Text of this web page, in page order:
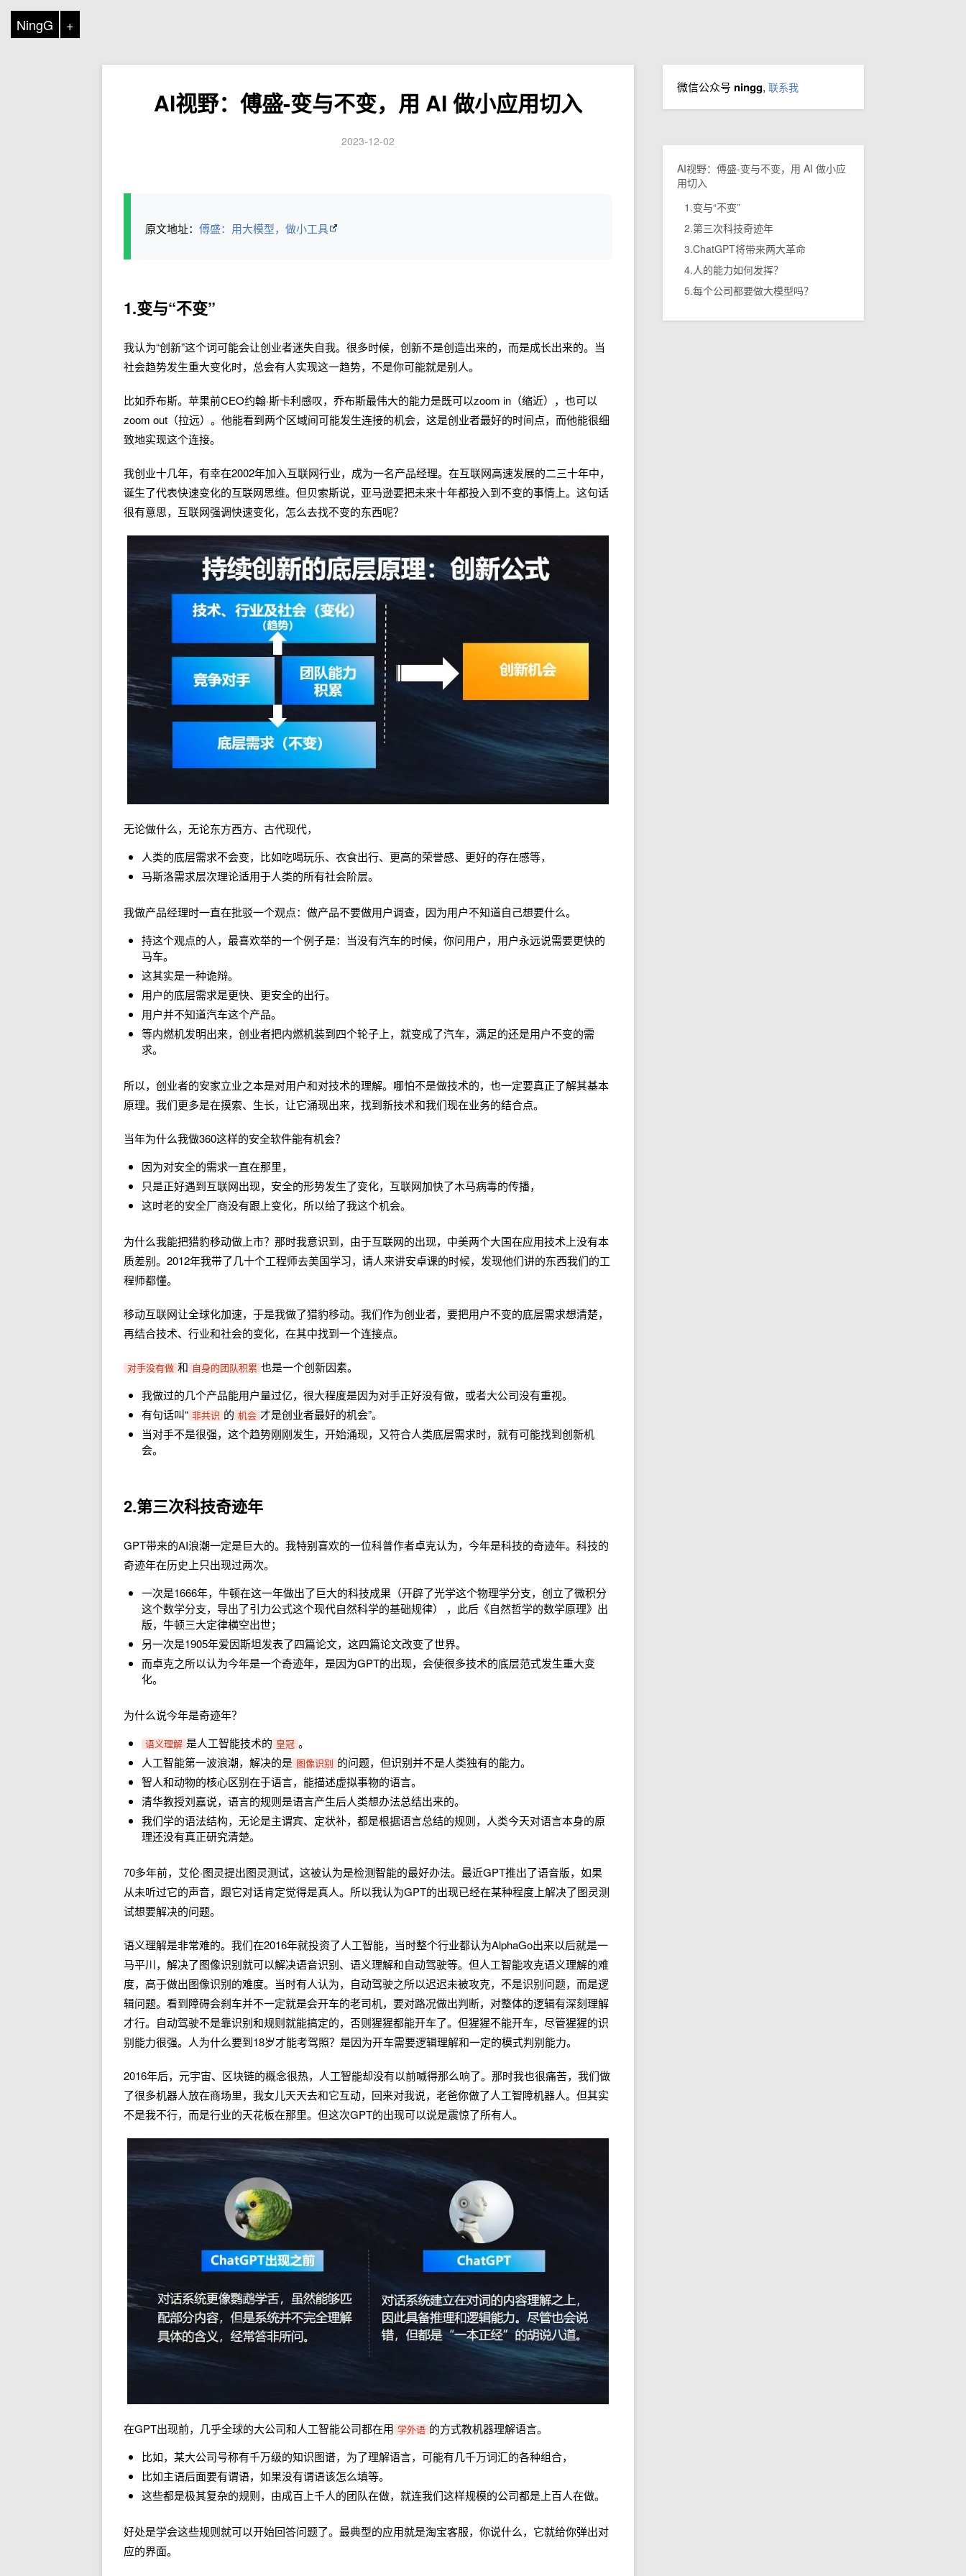
NingG +
AI视野：傅盛-变与不变，用 AI 做小应用切入
2023-12-02
原文地址： 傅盛：用大模型，做小工具
1.变与“不变”
我认为“创新”这个词可能会让创业者迷失自我。很多时候，创新不是创造出来的，而是成长出来的。当
社会趋势发生重大变化时，总会有人实现这一趋势，不是你可能就是别人。
比如乔布斯。苹果前CEO约翰·斯卡利感叹，乔布斯最伟大的能力是既可以zoom in（缩近），也可以
zoom out（拉远）。他能看到两个区域间可能发生连接的机会，这是创业者最好的时间点，而他能很细
致地实现这个连接。
我创业十几年，有幸在2002年加入互联网行业，成为一名产品经理。在互联网高速发展的二三十年中，
诞生了代表快速变化的互联网思维。但贝索斯说，亚马逊要把未来十年都投入到不变的事情上。这句话
很有意思，互联网强调快速变化，怎么去找不变的东西呢？
无论做什么，无论东方西方、古代现代，
人类的底层需求不会变，比如吃喝玩乐、衣食出行、更高的荣誉感、更好的存在感等，
马斯洛需求层次理论适用于人类的所有社会阶层。
我做产品经理时一直在批驳一个观点：做产品不要做用户调查，因为用户不知道自己想要什么。
持这个观点的人，最喜欢举的一个例子是：当没有汽车的时候，你问用户，用户永远说需要更快的
马车。
这其实是一种诡辩。
用户的底层需求是更快、更安全的出行。
用户并不知道汽车这个产品。
等内燃机发明出来，创业者把内燃机装到四个轮子上，就变成了汽车，满足的还是用户不变的需
求。
所以，创业者的安家立业之本是对用户和对技术的理解。哪怕不是做技术的，也一定要真正了解其基本
原理。我们更多是在摸索、生长，让它涌现出来，找到新技术和我们现在业务的结合点。
当年为什么我做360这样的安全软件能有机会？
因为对安全的需求一直在那里，
只是正好遇到互联网出现，安全的形势发生了变化，互联网加快了木马病毒的传播，
这时老的安全厂商没有跟上变化，所以给了我这个机会。
为什么我能把猎豹移动做上市？那时我意识到，由于互联网的出现，中美两个大国在应用技术上没有本
质差别。2012年我带了几十个工程师去美国学习，请人来讲安卓课的时候，发现他们讲的东西我们的工
程师都懂。
移动互联网让全球化加速，于是我做了猎豹移动。我们作为创业者，要把用户不变的底层需求想清楚，
再结合技术、行业和社会的变化，在其中找到一个连接点。
对手没有做 和 自身的团队积累 也是一个创新因素。
我做过的几个产品能用户量过亿，很大程度是因为对手正好没有做，或者大公司没有重视。
有句话叫“ 非共识 的 机会 才是创业者最好的机会”。
当对手不是很强，这个趋势刚刚发生，开始涌现，又符合人类底层需求时，就有可能找到创新机
会。
2.第三次科技奇迹年
GPT带来的AI浪潮一定是巨大的。我特别喜欢的一位科普作者卓克认为，今年是科技的奇迹年。科技的
奇迹年在历史上只出现过两次。
一次是1666年，牛顿在这一年做出了巨大的科技成果（开辟了光学这个物理学分支，创立了微积分
这个数学分支，导出了引力公式这个现代自然科学的基础规律） ，此后《自然哲学的数学原理》出
版，牛顿三大定律横空出世；
另一次是1905年爱因斯坦发表了四篇论文，这四篇论文改变了世界。
而卓克之所以认为今年是一个奇迹年，是因为GPT的出现，会使很多技术的底层范式发生重大变
化。
为什么说今年是奇迹年？
语义理解 是人工智能技术的 皇冠 。
人工智能第一波浪潮，解决的是 图像识别
的问题，但识别并不是人类独有的能力。
智人和动物的核心区别在于语言，能描述虚拟事物的语言。
清华教授刘嘉说，语言的规则是语言产生后人类想办法总结出来的。
我们学的语法结构，无论是主谓宾、定状补，都是根据语言总结的规则，人类今天对语言本身的原
理还没有真正研究清楚。
70多年前，艾伦·图灵提出图灵测试，这被认为是检测智能的最好办法。最近GPT推出了语音版，如果
从未听过它的声音，跟它对话肯定觉得是真人。所以我认为GPT的出现已经在某种程度上解决了图灵测
试想要解决的问题。
语义理解是非常难的。我们在2016年就投资了人工智能，当时整个行业都认为AlphaGo出来以后就是一
马平川，解决了图像识别就可以解决语音识别、语义理解和自动驾驶等。但人工智能攻克语义理解的难
度，高于做出图像识别的难度。当时有人认为，自动驾驶之所以迟迟未被攻克，不是识别问题，而是逻
辑问题。看到障碍会刹车并不一定就是会开车的老司机，要对路况做出判断，对整体的逻辑有深刻理解
才行。自动驾驶不是靠识别和规则就能搞定的，否则猩猩都能开车了。但猩猩不能开车，尽管猩猩的识
别能力很强。人为什么要到18岁才能考驾照？是因为开车需要逻辑理解和一定的模式判别能力。
2016年后，元宇宙、区块链的概念很热，人工智能却没有以前喊得那么响了。那时我也很痛苦，我们做
了很多机器人放在商场里，我女儿天天去和它互动，回来对我说，老爸你做了人工智障机器人。但其实
不是我不行，而是行业的天花板在那里。但这次GPT的出现可以说是震惊了所有人。
在GPT出现前，几乎全球的大公司和人工智能公司都在用 学外语 的方式教机器理解语言。
比如，某大公司号称有千万级的知识图谱，为了理解语言，可能有几千万词汇的各种组合，
比如主语后面要有谓语，如果没有谓语该怎么填等。
这些都是极其复杂的规则，由成百上千人的团队在做，就连我们这样规模的公司都是上百人在做。
好处是学会这些规则就可以开始回答问题了。最典型的应用就是淘宝客服，你说什么，它就给你弹出对
应的界面。
微信公众号 ningg, 联系我
AI视野：傅盛-变与不变，用 AI 做小应
用切入
1.变与“不变”
2.第三次科技奇迹年
3.ChatGPT将带来两大革命
4.人的能力如何发挥？
5.每个公司都要做大模型吗？